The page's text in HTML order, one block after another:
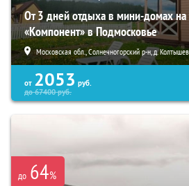
От 3 дней отдыха в мини-домах на
«Компонент» в Подмосковье
Московская обл., Солнечногорский р-н, д.
от 2053 руб.
до67400руб.
до 64%